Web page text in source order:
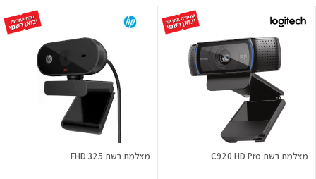
מצלמת רשת C920 HD Pro מצלמת רשת 325 FHD